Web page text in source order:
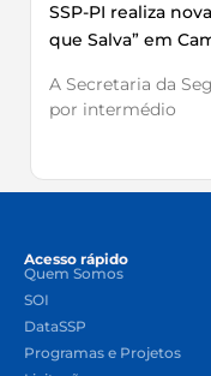
SSP-PI realiza
que Salva” em
A Secretaria da
por intermédio
Acesso rápido
Quem Somos
SOI
DataSSP
Programas e Projetos